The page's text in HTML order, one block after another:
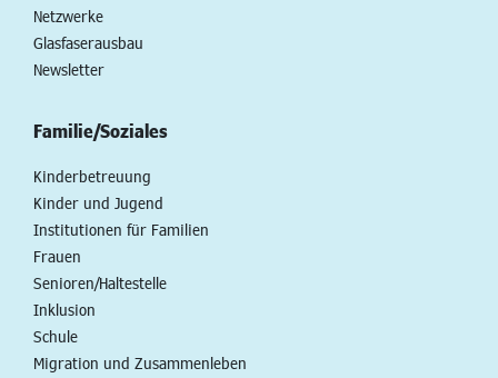
Netzwerke
Glasfaserausbau
Newsletter
Familie/Soziales
Kinderbetreuung
Kinder und Jugend
Institutionen für Familien
Frauen
Senioren/Haltestelle
Inklusion
Schule
Migration und Zusammenleben